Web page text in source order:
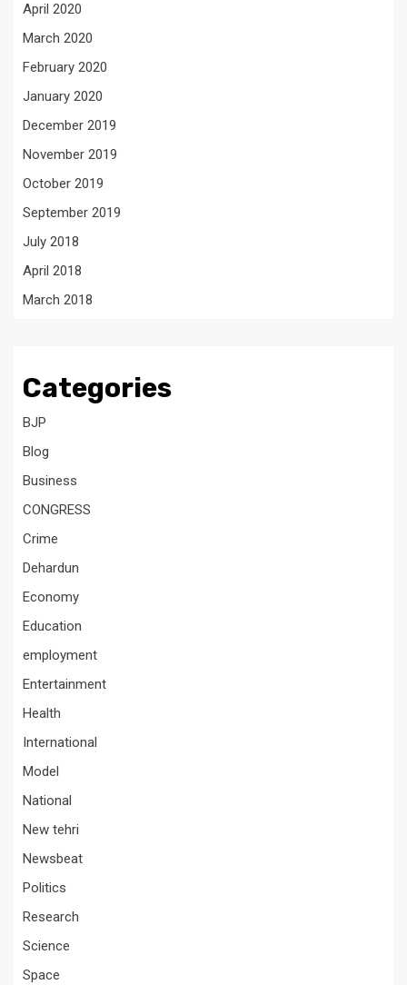
April 2020
March 2020
February 2020
January 2020
December 2019
November 2019
October 2019
September 2019
July 2018
April 2018
March 2018
Categories
BJP
Blog
Business
CONGRESS
Crime
Dehardun
Economy
Education
employment
Entertainment
Health
International
Model
National
New tehri
Newsbeat
Politics
Research
Science
Space